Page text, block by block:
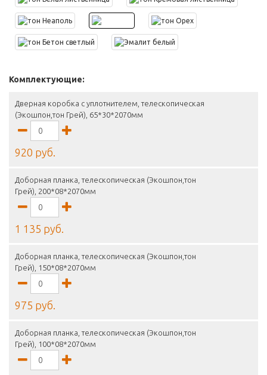
Комплектующие:
Дверная коробка с уплотнителем, телескопическая
(Экошпон,тон Грей), 65*30*2070мм
920 руб.
Доборная планка, телескопическая (Экошпон,тон
Грей), 200*08*2070мм
1 135 руб.
Доборная планка, телескопическая (Экошпон,тон
Грей), 150*08*2070мм
975 руб.
Доборная планка, телескопическая (Экошпон,тон
Грей), 100*08*2070мм